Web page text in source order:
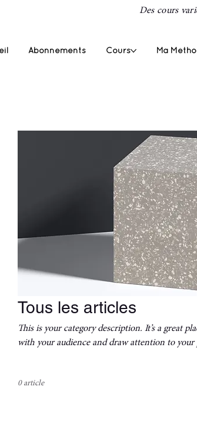
Des cours
Abonnements Cours Ma
Tous les articles
This is your category description. It’s a great
with your audience and draw attention to your
0 article